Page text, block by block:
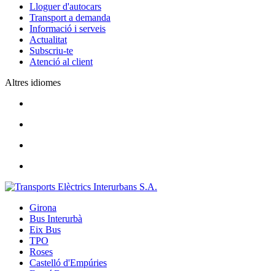
Lloguer d'autocars
Transport a demanda
Informació i serveis
Actualitat
Subscriu-te
Atenció al client
Altres idiomes
Girona
Bus Interurbà
Eix Bus
TPO
Roses
Castelló d'Empúries